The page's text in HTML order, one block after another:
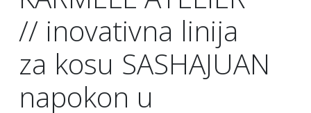
// inovativna linija
za kosu SASHAJUAN
napokon u